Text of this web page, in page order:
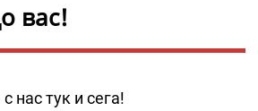
вас!
нас тук и сега!